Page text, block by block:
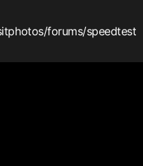
/forums/speedtest